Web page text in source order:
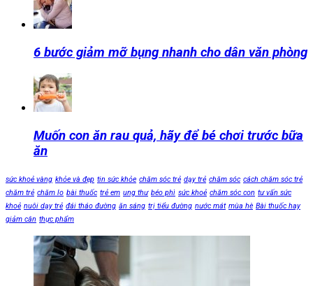
6 bước giảm mỡ bụng nhanh cho dân văn phòng
Muốn con ăn rau quả, hãy để bé chơi trước bữa
ăn
sức khoẻ vàng khỏe và đẹp tin sức khỏe chăm sóc trẻ dạy trẻ chăm sóc cách chăm sóc trẻ
chăm trẻ chăm lo bài thuốc trẻ em ung thư béo phì sức khoẻ chăm sóc con tư vấn sức
khoẻ nuôi dạy trẻ đái tháo đường ăn sáng trị tiểu đường nước mát mùa hè Bài thuốc hay
giảm cân thực phẩm